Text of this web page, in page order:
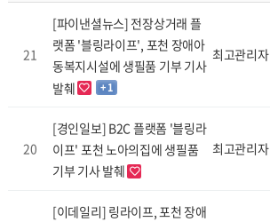
21
[파이낸셜뉴스] 전장상거래 플
랫폼 '블링라이프', 포천 장애아
동복지시설에 생필품 기부 기사
발췌
+ 1
최고관리자
20
[경인일보] B2C 플랫폼 '블링라
이프' 포천 노아의집에 생필품
기부 기사 발췌
최고관리자
[이데일리] 링라이프, 포천 장애